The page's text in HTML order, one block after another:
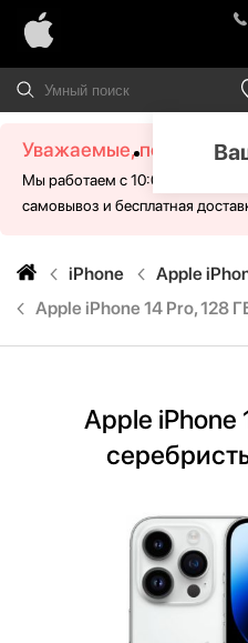
Уважаемые,
Мы работаем с 10:00 - 21:00 без
самовывоз и бесплатная
iPhone
Apple
Apple iPhone 14 Pro, 128
Apple iPhone